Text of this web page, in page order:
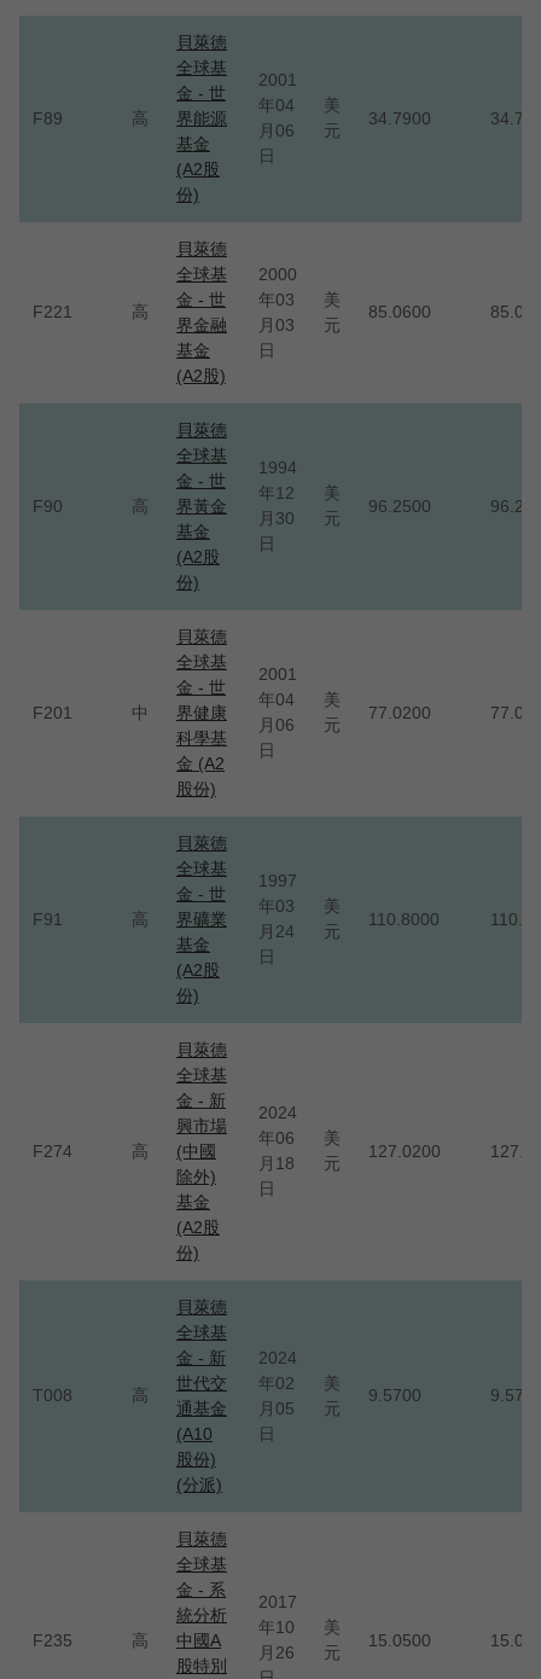
F89 高
貝萊德
全球基
金 - 世
界能源
基金
(A2股
份)
2001
年04
月06
日
美
元
34.7900
F221 高
貝萊德
全球基
金 - 世
界金融
基金
(A2股)
2000
年03
月03
日
美
元
85.0600
F90 高
貝萊德
全球基
金 - 世
界黃金
基金
(A2股
份)
1994
年12
月30
日
美
元
96.2500
F201 中
貝萊德
全球基
金 - 世
界健康
科學基
金 (A2
股份)
2001
年04
月06
日
美
元
77.0200
F91 高
貝萊德
全球基
金 - 世
界礦業
基金
(A2股
份)
1997
年03
月24
日
美
元
110.8000
F274 高
貝萊德
全球基
金 - 新
興市場
(中國
除外)
基金
(A2股
份)
2024
年06
月18
日
美
元
127.0200
T008 高
貝萊德
全球基
金 - 新
世代交
通基金
(A10
股份)
(分派)
2024
年02
月05
日
美
元
9.5700
F235 高
貝萊德
全球基
金 - 系
統分析
中國A
股特別
2017
年10
月26
美
元
15.0500